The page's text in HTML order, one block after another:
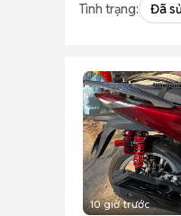
Tình trạng: Đã
10 giờ trước